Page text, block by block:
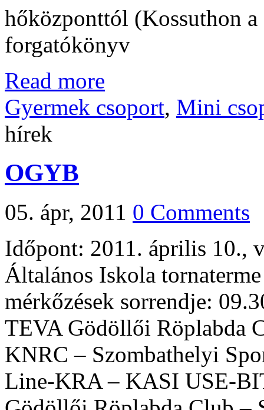
hőközponttól (Kossuthon a
forgatókönyv
Read more
Gyermek csoport, Mini
hírek
OGYB
05. ápr, 2011 0 Comments
Időpont: 2011. április 10.,
Általános Iskola
mérkőzések sorrendje:
TEVA Gödöllői Röplabda
KNRC – Szombathelyi
Line-KRA – KASI USE-